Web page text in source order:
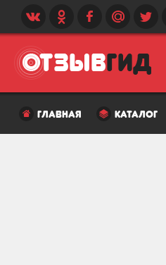
главная каталог